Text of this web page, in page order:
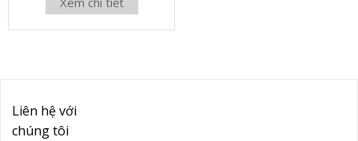
Liên hệ với
chúng tôi